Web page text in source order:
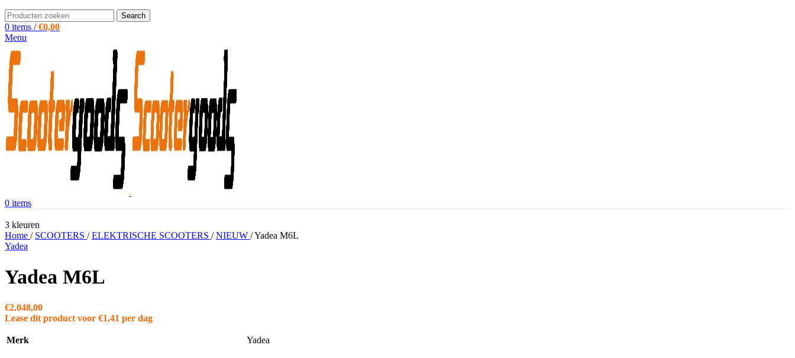
Search
0 items / €0,00
Menu
0 items
3 kleuren
Home / SCOOTERS / ELEKTRISCHE SCOOTERS / NIEUW /Yadea M6L
Yadea
Yadea M6L
€2.048,00
Lease dit product voor €1,41 per dag
Merk Yadea